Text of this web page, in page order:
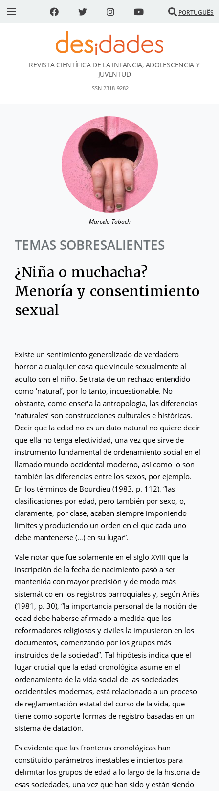
PORTUGUÊS
DESidades
REVISTA CIENTÍFICA DE LA INFANCIA, ADOLESCENCIA Y
JUVENTUD
ISSN 2318-9282
Marcelo Tabach
TEMAS SOBRESALIENTES
¿Niña o muchacha?
Menoría y consentimiento
sexual
Existe un sentimiento generalizado de verdadero
horror a cualquier cosa que vincule sexualmente al
adulto con el niño. Se trata de un rechazo entendido
como ‘natural’, por lo tanto, incuestionable. No
obstante, como enseña la antropología, las diferencias
‘naturales’ son construcciones culturales e históricas.
Decir que la edad no es un dato natural no quiere decir
que ella no tenga efectividad, una vez que sirve de
instrumento fundamental de ordenamiento social en el
llamado mundo occidental moderno, así como lo son
también las diferencias entre los sexos, por ejemplo.
En los términos de Bourdieu (1983, p. 112), “las
clasificaciones por edad, pero también por sexo, o,
claramente, por clase, acaban siempre imponiendo
límites y produciendo un orden en el que cada uno
debe mantenerse (…) en su lugar”.
Vale notar que fue solamente en el siglo XVIII que la
inscripción de la fecha de nacimiento pasó a ser
mantenida con mayor precisión y de modo más
sistemático en los registros parroquiales y, según Ariès
(1981, p. 30), “la importancia personal de la noción de
edad debe haberse afirmado a medida que los
reformadores religiosos y civiles la impusieron en los
documentos, comenzando por los grupos más
instruidos de la sociedad”. Tal hipótesis indica que el
lugar crucial que la edad cronológica asume en el
ordenamiento de la vida social de las sociedades
occidentales modernas, está relacionado a un proceso
de reglamentación estatal del curso de la vida, que
tiene como soporte formas de registro basadas en un
sistema de datación.
Es evidente que las fronteras cronológicas han
constituido parámetros inestables e inciertos para
delimitar los grupos de edad a lo largo de la historia de
esas sociedades, una vez que han sido y están siendo